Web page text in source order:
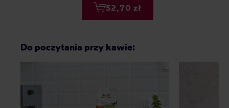
52,70 zł
Do poczytania przy kawie: